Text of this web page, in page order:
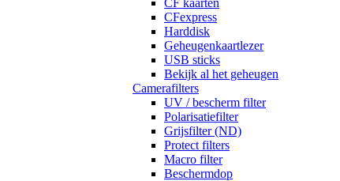
CFexpress
Harddisk
Geheugenkaartlezer
USB sticks
Bekijk al het geheugen
Camerafilters
UV / bescherm filter
Polarisatiefilter
Grijsfilter (ND)
Protect filters
Macro filter
Beschermdop